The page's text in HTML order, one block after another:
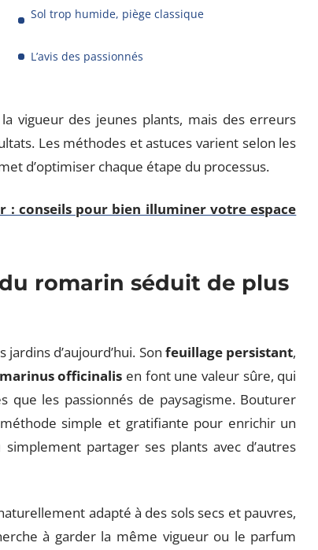
Sol trop humide, piège classique
L’avis des passionnés
vigueur des jeunes plants, mais des erreurs
Les méthodes et astuces varient selon les
d’optimiser chaque étape du processus.
: conseils pour bien illuminer votre espace
romarin séduit de plus
d’aujourd’hui. Sonfeuillage persistant,
officinalis en font une valeur sûre, qui
que les passionnés de paysagisme. Bouturer
simple et gratifiante pour enrichir un
partager ses plants avec d’autres
adapté à des sols secs et pauvres,
à garder la même vigueur ou le parfum